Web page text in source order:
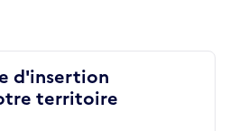
d'insertion
territoire